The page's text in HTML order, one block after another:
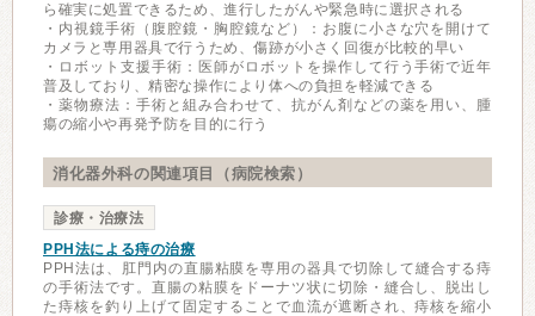
ら確実に処置できるため、進行したがんや緊急時に選択される
・内視鏡手術（腹腔鏡・胸腔鏡など）：お腹に小さな穴を開けて
カメラと専用器具で行うため、傷跡が小さく回復が比較的早い
・ロボット支援手術：医師がロボットを操作して行う手術で近年
普及しており、精密な操作により体への負担を軽減できる
・薬物療法：手術と組み合わせて、抗がん剤などの薬を用い、腫
瘍の縮小や再発予防を目的に行う
消化器外科の関連項目（病院検索）
診療・治療法
PPH法による痔の治療
PPH法は、肛門内の直腸粘膜を専用の器具で切除して縫合する痔
の手術法です。直腸の粘膜をドーナツ状に切除・縫合し、脱出し
た痔核を釣り上げて固定することで血流が遮断され、痔核を縮小